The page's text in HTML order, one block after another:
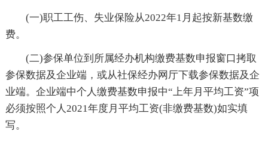
(一)职工工伤、失业保险从2022年1月起按新基数缴
费。
(二)参保单位到所属经办机构缴费基数申报窗口拷取
参保数据及企业端，或从社保经办网厅下载参保数据及企
业端。企业端中个人缴费基数申报中“上年月平均工资”项
必须按照个人2021年度月平均工资(非缴费基数)如实填
写。